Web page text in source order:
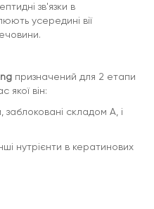
зв'язки в
усередині вії
призначений для 2 етапи
якої він:
заблоковані складом А, і
нутрієнти в кератинових